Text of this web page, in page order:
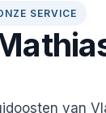
SERVICE
van